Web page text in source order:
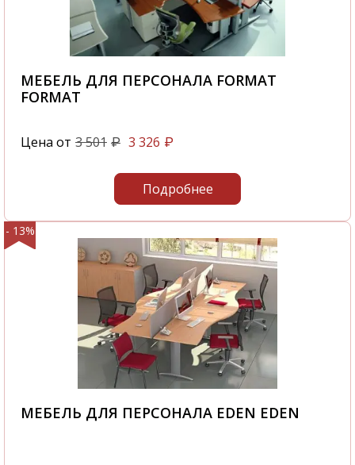
МЕБЕЛЬ ДЛЯ ПЕРСОНАЛА FORMAT
FORMAT
Цена от 3 501 ₽ 3 326 ₽
Подробнее
- 13%
МЕБЕЛЬ ДЛЯ ПЕРСОНАЛА EDEN EDEN